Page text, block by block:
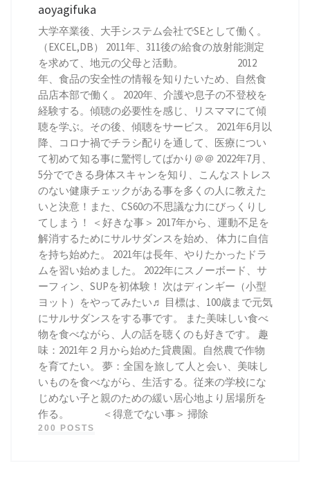
aoyagifuka
大学卒業後、大手システム会社でSEとして働く。
（EXCEL,DB） 2011年、311後の給食の放射能測定
を求めて、地元の父母と活動。 2012
年、食品の安全性の情報を知りたいため、自然食
品店本部で働く。 2020年、介護や息子の不登校を
経験する。傾聴の必要性を感じ、リスママにて傾
聴を学ぶ。その後、傾聴をサービス。 2021年6月以
降、コロナ禍でチラシ配りを通して、医療につい
て初めて知る事に驚愕してばかり＠＠ 2022年7月、
5分でできる身体スキャンを知り、こんなストレス
のない健康チェックがある事を多くの人に教えた
いと決意！また、CS60の不思議な力にびっくりし
てしまう！ ＜好きな事＞ 2017年から、運動不足を
解消するためにサルサダンスを始め、 体力に自信
を持ち始めた。 2021年は長年、やりたかったドラ
ムを習い始めました。 2022年にスノーボード、サ
ーフィン、SUPを初体験！ 次はディンギー（小型
ヨット）をやってみたい♬ 目標は、100歳まで元気
にサルサダンスをする事です。 また美味しい食べ
物を食べながら、人の話を聴くのも好きです。 趣
味：2021年２月から始めた貸農園。自然農で作物
を育てたい。 夢：全国を旅して人と会い、美味し
いものを食べながら、生活する。従来の学校にな
じめない子と親のための緩い居心地より居場所を
作る。 ＜得意でない事＞ 掃除
200 POSTS